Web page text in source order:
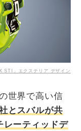
STI」エクステリア デザイン
世界で高い信
とスバルが共
レーティッドデ